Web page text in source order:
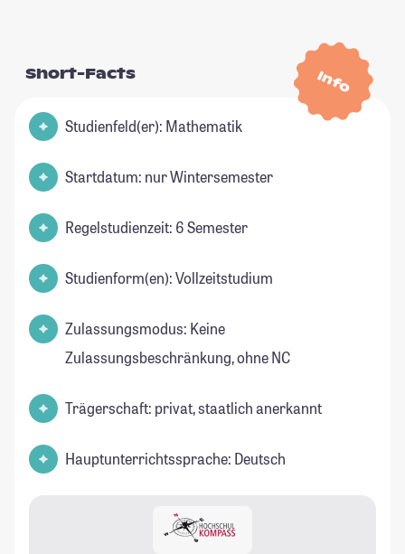
Info
Short-Facts
Studienfeld(er): Mathematik
Startdatum: nur Wintersemester
Regelstudienzeit: 6 Semester
Studienform(en): Vollzeitstudium
Zulassungsmodus: Keine
Zulassungsbeschränkung, ohne NC
Trägerschaft: privat, staatlich anerkannt
Hauptunterrichtssprache: Deutsch